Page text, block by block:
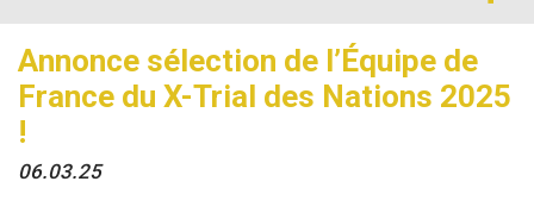
Annonce sélection de l’Équipe de
France du X-Trial des Nations 2025
!
06.03.25